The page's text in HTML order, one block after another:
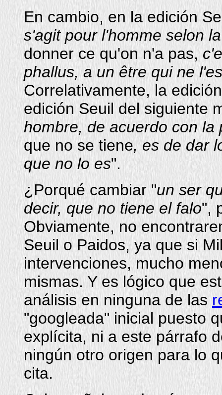
En cambio, en la edición
s'agit pour l'homme selon
donner ce qu'on n'a pas,
phallus, a un être qui ne
Correlativamente, la
edición Seuil del siguiente
hombre, de acuerdo con
que no se tiene, es de dar
que no lo es".
¿Porqué cambiar "un ser
decir, que no tiene el falo",
Obviamente, no
Seuil o Paidos, ya que si
intervenciones, mucho
mismas. Y es lógico que
análisis en ninguna de las
"googleada" inicial puesto
explícita, ni a este párrafo
ningún otro origen para lo
cita.